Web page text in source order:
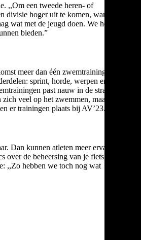
,,Om een tweede heren- of
divisie hoger uit te komen, want ons
wat met de jeugd doen. We hebben
bieden.”
meer dan één zwemtraining per
sprint, horde, werpen en van
past nauw in de strategie.”
veel op het zwemmen, maar het
er trainingen plaats bij AV’23.
Dan kunnen atleten meer ervaring
de beheersing van je fiets, maar
,,Zo hebben we toch nog wat